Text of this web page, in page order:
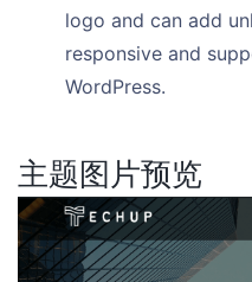
logo and can add
responsive and
WordPress.
主题图片预览